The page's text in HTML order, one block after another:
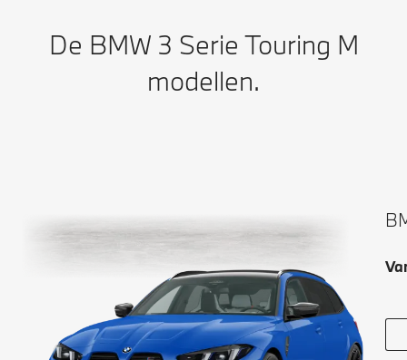
De BMW 3 Serie Touring M
modellen.